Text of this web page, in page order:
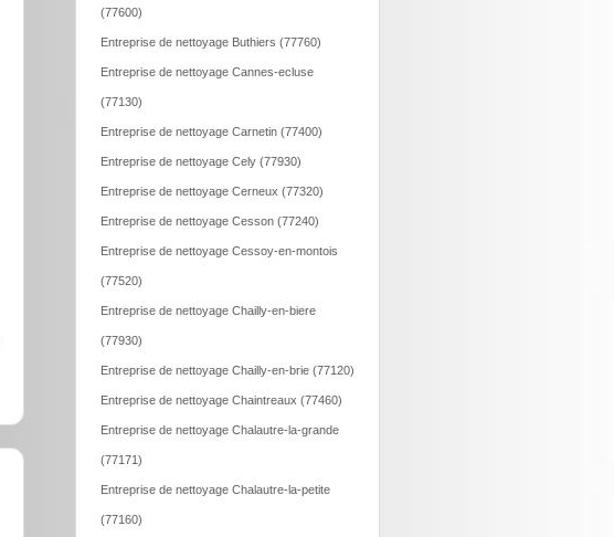
(77600)
Entreprise de nettoyage Buthiers (77760)
Entreprise de nettoyage Cannes-ecluse
(77130)
Entreprise de nettoyage Carnetin (77400)
Entreprise de nettoyage Cely (77930)
Entreprise de nettoyage Cerneux (77320)
Entreprise de nettoyage Cesson (77240)
Entreprise de nettoyage Cessoy-en-montois
(77520)
Entreprise de nettoyage Chailly-en-biere
(77930)
Entreprise de nettoyage Chailly-en-brie (77120)
Entreprise de nettoyage Chaintreaux (77460)
Entreprise de nettoyage Chalautre-la-grande
(77171)
Entreprise de nettoyage Chalautre-la-petite
(77160)